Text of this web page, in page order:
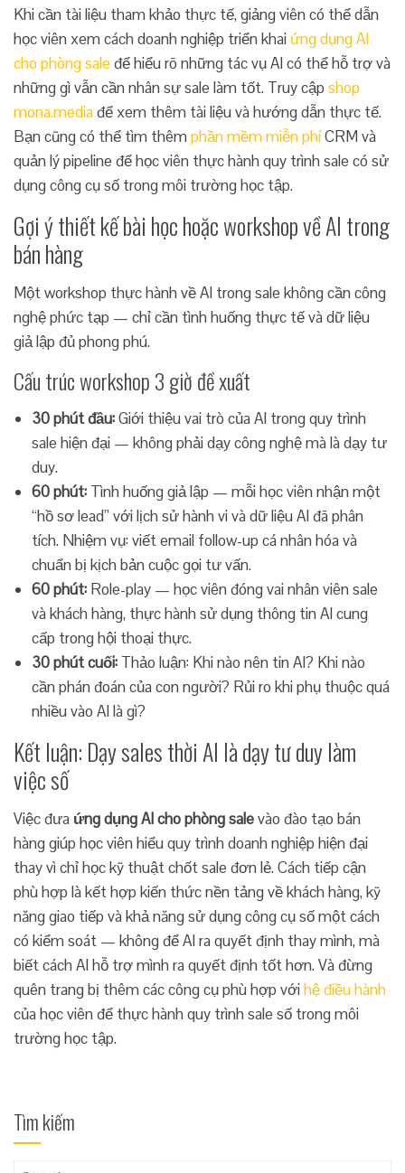
Khi cần tài liệu tham khảo thực tế, giảng viên có thể dẫn
học viên xem cách doanh nghiệp triển khai ứng dụng AI
cho phòng saleđể hiểu rõ những tác vụ AI có thể hỗ trợ và
những gì vẫn cần nhân sự sale làm tốt. Truy cập shop
mona.mediađể xem thêm tài liệu và hướng dẫn thực tế.
Bạn cũng có thể tìm thêmphần mềm miễn phíCRM và
quản lý pipeline để học viên thực hành quy trình sale có sử
dụng công cụ số trong môi trường học tập.
Gợi ý thiết kế bài học hoặc workshop về AI trong
bán hàng
Một workshop thực hành về AI trong sale không cần công
nghệ phức tạp — chỉ cần tình huống thực tế và dữ liệu
giả lập đủ phong phú.
Cấu trúc workshop 3 giờ đề xuất
30 phút đầu:Giới thiệu vai trò của AI trong quy trình
sale hiện đại — không phải dạy công nghệ mà là dạy tư
duy.
60 phút: Tình huống giả lập — mỗi học viên nhận một
“hồ sơ lead” với lịch sử hành vi và dữ liệu AI đã phân
tích. Nhiệm vụ: viết email follow-up cá nhân hóa và
chuẩn bị kịch bản cuộc gọi tư vấn.
60 phút: Role-play — học viên đóng vai nhân viên sale
và khách hàng, thực hành sử dụng thông tin AI cung
cấp trong hội thoại thực.
30 phút cuối: Thảo luận: Khi nào nên tin AI? Khi nào
cần phán đoán của con người? Rủi ro khi phụ thuộc quá
nhiều vào AI là gì?
Kết luận: Dạy sales thời AI là dạy tư duy làm
việc số
Việc đưa ứng dụng AI cho phòng salevào đào tạo bán
hàng giúp học viên hiểu quy trình doanh nghiệp hiện đại
thay vì chỉ học kỹ thuật chốt sale đơn lẻ. Cách tiếp cận
phù hợp là kết hợp kiến thức nền tảng về khách hàng, kỹ
năng giao tiếp và khả năng sử dụng công cụ số một cách
có kiểm soát — không để AI ra quyết định thay mình, mà
biết cách AI hỗ trợ mình ra quyết định tốt hơn. Và đừng
quên trang bị thêm các công cụ phù hợp vớihệ điều hành
của học viên để thực hành quy trình sale số trong môi
trường học tập.
Tìm kiếm